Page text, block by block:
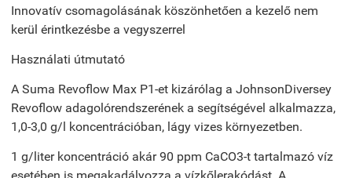
Innovatív csomagolásának köszönhetően a kezelő nem
kerül érintkezésbe a vegyszerrel
Használati útmutató
A Suma Revoflow Max P1-et kizárólag a JohnsonDiversey
Revoflow adagolórendszerének a segítségével alkalmazza,
1,0-3,0 g/l koncentrációban, lágy vizes környezetben.
1 g/liter koncentráció akár 90 ppm CaCO3-t tartalmazó víz
esetében is megakadályozza a vízkőlerakódást. A